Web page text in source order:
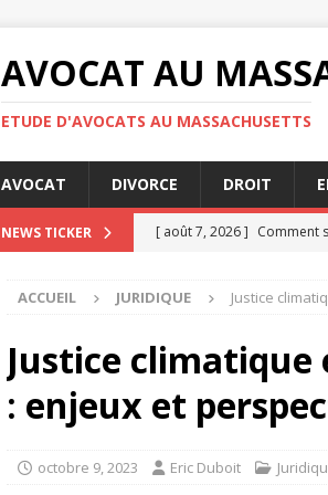
AVOCAT AU
ETUDE D'AVOCATS AU MASSACHUSETTS
AVOCAT DIVORCE DROIT
NEWS TICKER [ août 7, 2026 ] Comment
[ août 7, 2026 ] Les
[ août 4, 2026 ]
Les
[ août 8, 2026 ]
Nullité
ACCUEIL JURIDIQUE Justice
Justice
: enjeux et
octobre 9, 2023 Eric Duboit